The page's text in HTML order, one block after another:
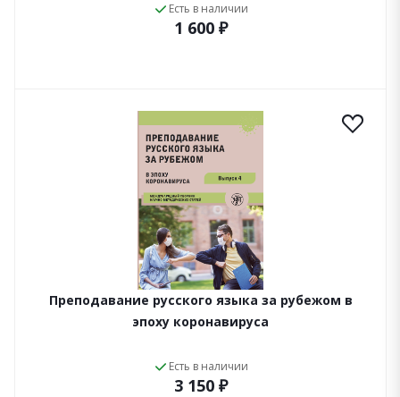
Есть в наличии
1 600 ₽
Преподавание русского языка за рубежом в
эпоху коронавируса
Есть в наличии
3 150 ₽